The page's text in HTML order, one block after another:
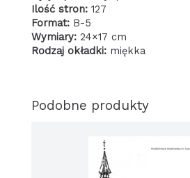
Ilość stron: 127
Format: B-5
Wymiary: 24×17 cm
Rodzaj okładki: miękka
Podobne produkty